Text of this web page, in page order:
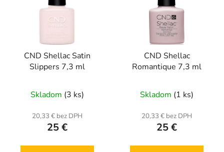
CND Shellac Satin
Slippers 7,3 ml
Skladom (3 ks)
20,33 € bez DPH
25 €
CND Shellac
Romantique 7,3 ml
Skladom (1 ks)
20,33 € bez DPH
25 €